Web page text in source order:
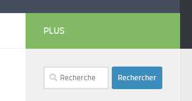
PLUS
Rechercher :